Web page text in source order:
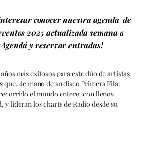
conocer nuestra agenda de
2025 actualizada semana a
y reservar entradas!
más exitosos para este dúo de artistas
que, de mano de su disco Primera Fila:
el mundo entero, con llenos
y lideran los charts de Radio desde su